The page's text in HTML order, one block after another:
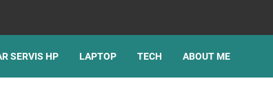
SERVIS HP LAPTOP TECH ABOUT ME